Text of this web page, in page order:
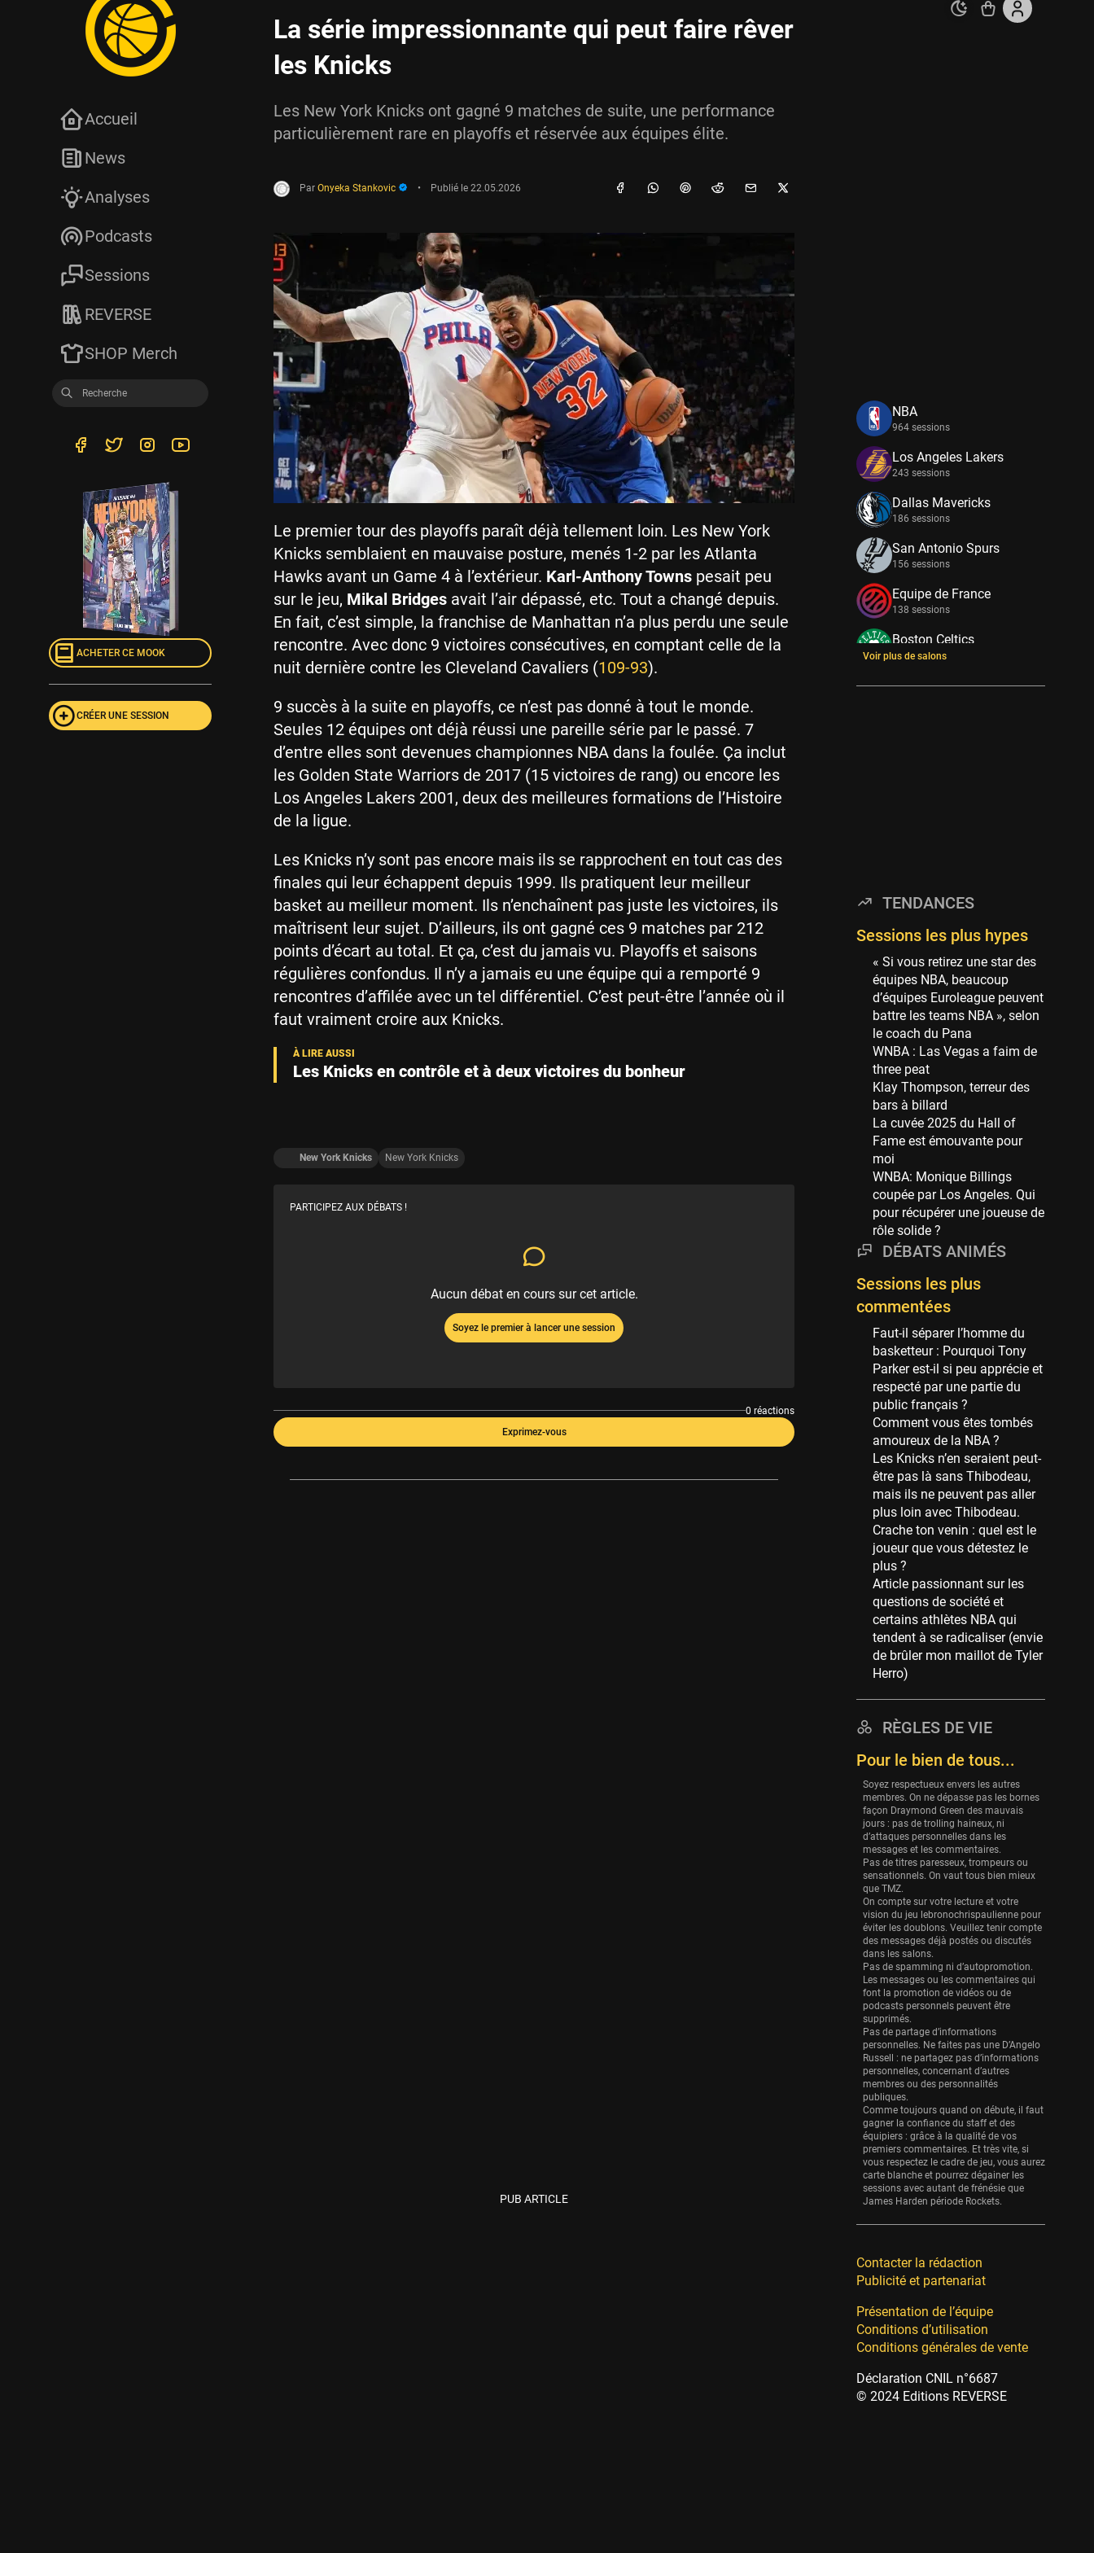
La série impressionnante qui peut faire rêver
les Knicks
Les New York Knicks ont gagné 9 matches de suite, une performance
particulièrement rare en playoffs et réservée aux équipes élite.
Par Onyeka Stankovic • Publié le 22.05.2026
Le premier tour des playoffs paraît déjà tellement loin. Les New York
Knicks semblaient en mauvaise posture, menés 1-2 par les Atlanta
Hawks avant un Game 4 à l’extérieur. Karl-Anthony Towns pesait peu
sur le jeu, Mikal Bridges avait l’air dépassé, etc. Tout a changé depuis.
En fait, c’est simple, la franchise de Manhattan n’a plus perdu une seule
rencontre. Avec donc 9 victoires consécutives, en comptant celle de la
nuit dernière contre les Cleveland Cavaliers (109-93).
9 succès à la suite en playoffs, ce n’est pas donné à tout le monde.
Seules 12 équipes ont déjà réussi une pareille série par le passé. 7
d’entre elles sont devenues championnes NBA dans la foulée. Ça inclut
les Golden State Warriors de 2017 (15 victoires de rang) ou encore les
Los Angeles Lakers 2001, deux des meilleures formations de l’Histoire
de la ligue.
Les Knicks n’y sont pas encore mais ils se rapprochent en tout cas des
finales qui leur échappent depuis 1999. Ils pratiquent leur meilleur
basket au meilleur moment. Ils n’enchaînent pas juste les victoires, ils
maîtrisent leur sujet. D’ailleurs, ils ont gagné ces 9 matches par 212
points d’écart au total. Et ça, c’est du jamais vu. Playoffs et saisons
régulières confondus. Il n’y a jamais eu une équipe qui a remporté 9
rencontres d’affilée avec un tel différentiel. C’est peut-être l’année où il
faut vraiment croire aux Knicks.
Les Knicks en contrôle et à deux victoires du bonheur
New York Knicks New York Knicks
PARTICIPEZ AUX DÉBATS !
Aucun débat en cours sur cet article.
Soyez le premier à lancer une session
0 réactions
Exprimez-vous
PUB ARTICLE
Accueil
News
Analyses
Podcasts
Sessions
REVERSE
SHOP Merch
ACHETER CE MOOK
CRÉER UNE SESSION
NBA
964 sessions
Los Angeles Lakers
243 sessions
Dallas Mavericks
186 sessions
San Antonio Spurs
156 sessions
Equipe de France
138 sessions
Boston Celtics
133 sessions
New York Knicks
Philadelphia Sixers
89 sessions
Milwaukee Bucks
82 sessions
Hoop Culture
73 sessions
Oklahoma City Thunder
69 sessions
Phoenix Suns
69 sessions
Miami Heat
63 sessions
Los Angeles Clippers
61 sessions
Indiana Pacers
53 sessions
New Orleans Pelicans
52 sessions
Atlanta Hawks
45 sessions
Chicago Bulls
41 sessions
Memphis Grizzlies
39 sessions
Cleveland Cavaliers
Orlando Magic
36 sessions
Euroleague
34 sessions
Charlotte Hornets
32 sessions
Washington Wizards
Portland Trail Blazers
27 sessions
Eurobasket
25 sessions
Detroit Pistons
25 sessions
Brooklyn Nets
24 sessions
Sacramento Kings
24 sessions
Utah Jazz
22 sessions
Toronto Raptors
18 sessions
REVERSE
11 sessions
Bleues
0 sessions
Voir plus de salons
TENDANCES
Sessions les plus hypes
« Si vous retirez une star des
équipes NBA, beaucoup
d’équipes Euroleague peuvent
battre les teams NBA », selon
le coach du Pana
WNBA : Las Vegas a faim de
three peat
Klay Thompson, terreur des
bars à billard
La cuvée 2025 du Hall of
Fame est émouvante pour
moi
WNBA: Monique Billings
coupée par Los Angeles. Qui
pour récupérer une joueuse de
rôle solide ?
DÉBATS ANIMÉS
Sessions les plus
commentées
Faut-il séparer l’homme du
basketteur : Pourquoi Tony
Parker est-il si peu apprécie et
respecté par une partie du
public français ?
Comment vous êtes tombés
amoureux de la NBA ?
Les Knicks n’en seraient peut-
être pas là sans Thibodeau,
mais ils ne peuvent pas aller
plus loin avec Thibodeau.
Crache ton venin : quel est le
joueur que vous détestez le
plus ?
Article passionnant sur les
questions de société et
certains athlètes NBA qui
tendent à se radicaliser (envie
de brûler mon maillot de Tyler
Herro)
RÈGLES DE VIE
Pour le bien de tous...
Soyez respectueux envers les autres
membres. On ne dépasse pas les bornes
façon Draymond Green des mauvais
jours : pas de trolling haineux, ni
d’attaques personnelles dans les
messages et les commentaires.
Pas de titres paresseux, trompeurs ou
sensationnels. On vaut tous bien mieux
que TMZ.
On compte sur votre lecture et votre
vision du jeu lebronochrispaulienne pour
éviter les doublons. Veuillez tenir compte
des messages déjà postés ou discutés
dans les salons.
Pas de spamming ni d’autopromotion.
Les messages ou les commentaires qui
font la promotion de vidéos ou de
podcasts personnels peuvent être
supprimés.
Pas de partage d’informations
personnelles. Ne faites pas une D’Angelo
Russell : ne partagez pas d’informations
personnelles, concernant d’autres
membres ou des personnalités
publiques.
Comme toujours quand on débute, il faut
gagner la confiance du staff et des
équipiers : grâce à la qualité de vos
premiers commentaires. Et très vite, si
vous respectez le cadre de jeu, vous aurez
carte blanche et pourrez dégainer les
sessions avec autant de frénésie que
James Harden période Rockets.
Contacter la rédaction
Publicité et partenariat
Présentation de l’équipe
Conditions d’utilisation
Conditions générales de vente
Déclaration CNIL n°6687
© 2024 Editions REVERSE